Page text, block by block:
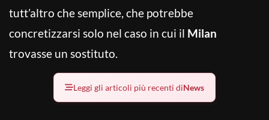
tutt’altro che semplice, che potrebbe
concretizzarsi solo nel caso in cui il Milan
trovasse un sostituto.
Leggi gli articoli più recenti diNews